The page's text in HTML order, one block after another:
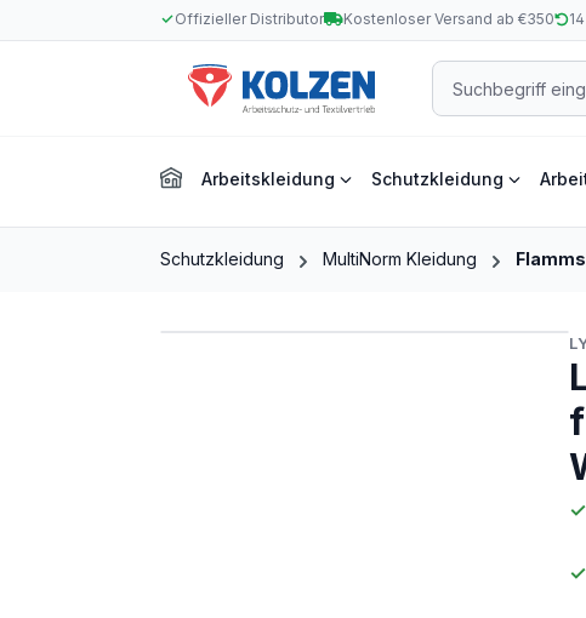
Hauptinhalt springen
Zur Suche springen
Zur Hauptnavigation springen
Offizieller Distributor Kostenloser Versand ab €350
Arbeitskleidung Schutzkleidung
Schutzkleidung MultiNorm Kleidung